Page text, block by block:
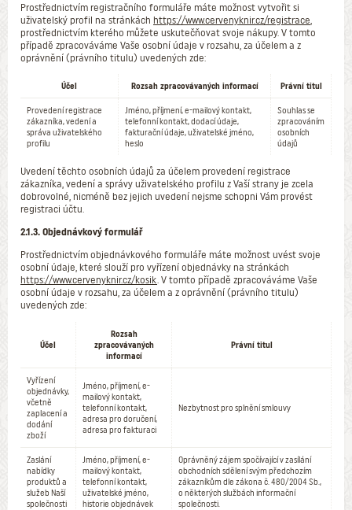
Prostřednictvím registračního formuláře máte možnost vytvořit si
uživatelský profil na stránkách https://www.cervenyknir.cz/registrace
prostřednictvím kterého můžete uskutečňovat svoje nákupy. V tomto
případě zpracováváme Vaše osobní údaje v rozsahu, za účelem a z
oprávnění (právního titulu) uvedených zde:
Účel Rozsah zpracovávaných informací Právní titul
Provedení registrace
zákazníka, vedení a
správa uživatelského
profilu
Jméno, příjmení, e-mailový kontakt,
telefonní kontakt, dodací údaje,
fakturační údaje, uživatelské jméno,
heslo
Souhlas se
zpracováním
osobních
údajů
Uvedení těchto osobních údajů za účelem provedení registrace
zákazníka, vedení a správy uživatelského profilu z Vaší strany je zcela
dobrovolné, nicméně bez jejich uvedení nejsme schopni Vám provést
registraci účtu.
2.1.3. Objednávkový formulář
Prostřednictvím objednávkového formuláře máte možnost uvést svoje
osobní údaje, které slouží pro vyřízení objednávky na stránkách
https://www.cervenyknir.cz/kosik . V tomto případě zpracováváme Vaše
osobní údaje v rozsahu, za účelem a z oprávnění (právního titulu)
uvedených zde:
Účel
Rozsah
zpracovávaných
informací
Právní titul
Vyřízení
objednávky,
včetně
zaplacení a
dodání
zboží
Jméno, příjmení, e-
mailový kontakt,
telefonní kontakt,
adresa pro doručení,
adresa pro fakturaci
Nezbytnost pro splnění smlouvy
Zaslání
nabídky
produktů a
služeb Naší
společnosti
Jméno, příjmení, e-
mailový kontakt,
telefonní kontakt,
uživatelské jméno,
historie objednávek
Oprávněný zájem spočívající v zasílání
obchodních sdělení svým předchozím
zákazníkům dle zákona č. 480/2004 Sb.,
o některých službách informační
společnosti.